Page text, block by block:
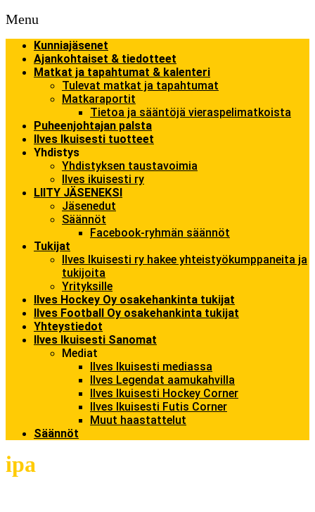
Menu
Kunniajäsenet
Ajankohtaiset & tiedotteet
Matkat ja tapahtumat & kalenteri
Tulevat matkat ja tapahtumat
Matkaraportit
Tietoa ja sääntöjä vieraspelimatkoista
Puheenjohtajan palsta
Ilves Ikuisesti tuotteet
Yhdistys
Yhdistyksen taustavoimia
Ilves ikuisesti ry
LIITY JÄSENEKSI
Jäsenedut
Säännöt
Facebook-ryhmän säännöt
Tukijat
Ilves Ikuisesti ry hakee yhteistyökumppaneita ja
tukijoita
Yrityksille
Ilves Hockey Oy osakehankinta tukijat
Ilves Football Oy osakehankinta tukijat
Yhteystiedot
Ilves Ikuisesti Sanomat
Mediat
Ilves Ikuisesti mediassa
Ilves Legendat aamukahvilla
Ilves Ikuisesti Hockey Corner
Ilves Ikuisesti Futis Corner
Muut haastattelut
Säännöt
ipa